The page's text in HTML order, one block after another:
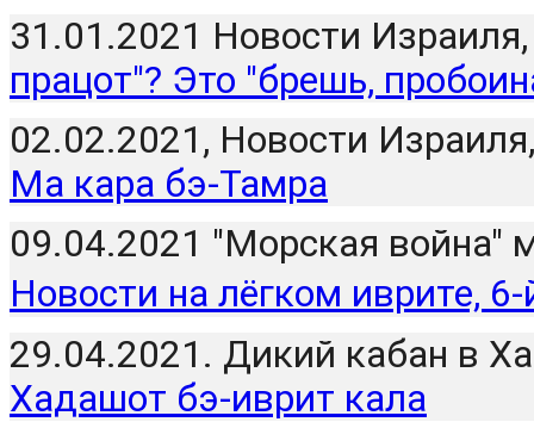
31.01.2021 Новости
працот"? Это "брешь,
02.02.2021, Новости
Ма кара бэ-Тамра
Новости на лёгком иврите,
29.04.2021. Дикий кабан в
Хадашот бэ-иврит кала